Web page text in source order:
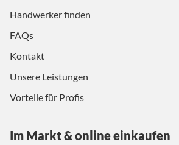
Handwerker finden
FAQs
Kontakt
Unsere Leistungen
Vorteile für Profis
Im Markt & online einkaufen